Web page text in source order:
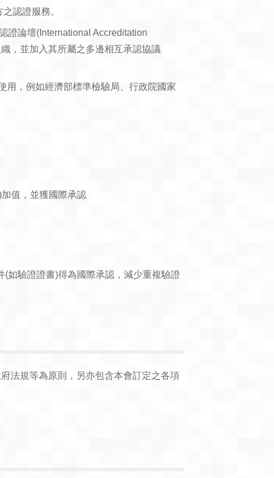
認證服務。
證論壇(International Accreditation
，並加入其所屬之多邊相互承認協議
用，例如經濟部標準檢驗局、行政院國家
值，並獲國際承認
如驗證證書)得為國際承認，減少重複驗證
法規等為原則，另亦包含本會訂定之各項